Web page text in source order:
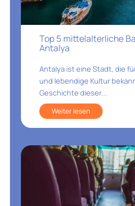
Top 5 mittelalterliche
Antalya
Antalya ist eine Stadt, die
und lebendige Kultur
Geschichte dieser...
Weiter lesen